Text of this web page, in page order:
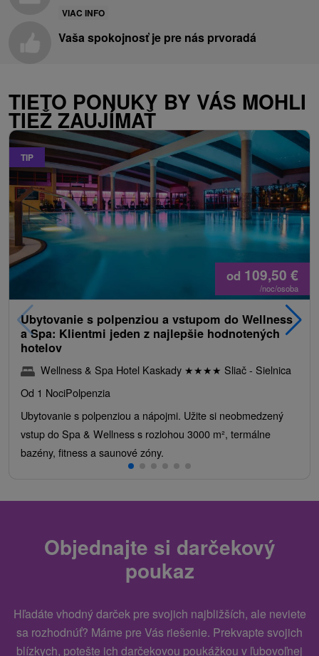
VIAC INFO
Vaša spokojnosť je pre nás prvoradá
TIETO PONUKY BY VÁS MOHLI
TIEŽ ZAUJÍMAŤ
TIP
od 109,50 €
/noc/osoba
Ubytovanie s polpenziou a vstupom do Wellness
a Spa: Klientmi jeden z najlepšie hodnotených
hotelov
Wellness & Spa Hotel Kaskady ★★★★ Sliač - Sielnica
Od 1 NociPolpenzia
Ubytovanie s polpenziou a nápojmi. Užite si neobmedzený
vstup do Spa & Wellness s rozlohou 3000 m², termálne
bazény, fitness a saunové zóny.
Objednajte si darčekový
poukaz
Hľadáte vhodný darček pre svojich najbližších, ale neviete
sa rozhodnúť? Máme pre Vás riešenie. Prekvapte svojich
blízkych, potešte ich darčekovou poukážkou v ľubovoľnej